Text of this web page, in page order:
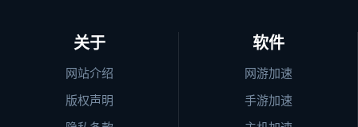
关于
网站介绍
版权声明
软件
网游加速
手游加速